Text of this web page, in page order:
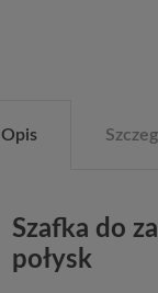
Opis
Szafka do
połysk